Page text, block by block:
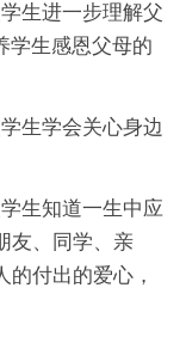
生进一步理解父
学生感恩父母的
生学会关心身边
生知道一生中应
友、同学、亲
付出的爱心，